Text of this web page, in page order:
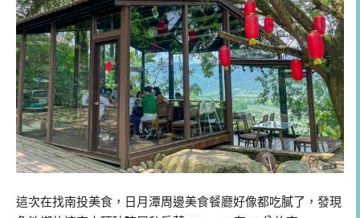
這次在找南投美食，日月潭周邊美食餐廳好像都吃膩了，發現